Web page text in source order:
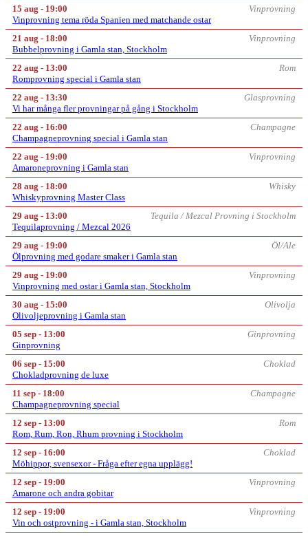
15 aug - 19:00
Vinprovning
Vinprovning tema röda Spanien med matchande ostar
21 aug - 18:00
Vinprovning
Bubbelprovning i Gamla stan, Stockholm
22 aug - 13:00
Rom
Romprovning special i Gamla stan
22 aug - 13:30
Glasprovning
Vi har många fler provningar på gång i Stockholm
22 aug - 16:00
Champagne
Champagneprovning special i Gamla stan
22 aug - 19:00
Vinprovning
Amaroneprovning i Gamla stan
28 aug - 18:00
Whisky
Whiskyprovning Master Class
29 aug - 13:00
Tequila / Mezcal Provning i Stockholm
Tequilaprovning / Mezcal 2026
29 aug - 19:00
Öl/Ale
Ölprovning med godare smaker i Gamla stan
29 aug - 19:00
Vinprovning
Vinprovning med ostar i Gamla stan, Stockholm
30 aug - 15:00
Olivolja
Olivoljeprovning i Gamla stan
05 sep - 13:00
Ginprovning
Ginprovning
06 sep - 15:00
Choklad
Chokladprovning de luxe
11 sep - 18:00
Champagne
Champagneprovning special
12 sep - 13:00
Rom
Rom, Rum, Ron, Rhum provning i Stockholm
12 sep - 16:00
Choklad
Möhippor, svensexor - Fråga efter egna upplägg!
12 sep - 19:00
Vinprovning
Amarone och andra gobitar
12 sep - 19:00
Vinprovning
Vin och ostprovning - i Gamla stan, Stockholm